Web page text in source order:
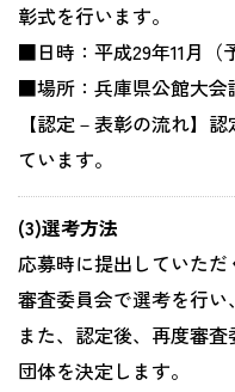
彰式を行います。
■日時：平成29年11月（
■場所：兵庫県公館大会
【認定－表彰の流れ】
ています。
(3)選考方法
応募時に提出していた
審査委員会で選考を行い
また、認定後、再度審
団体を決定します。